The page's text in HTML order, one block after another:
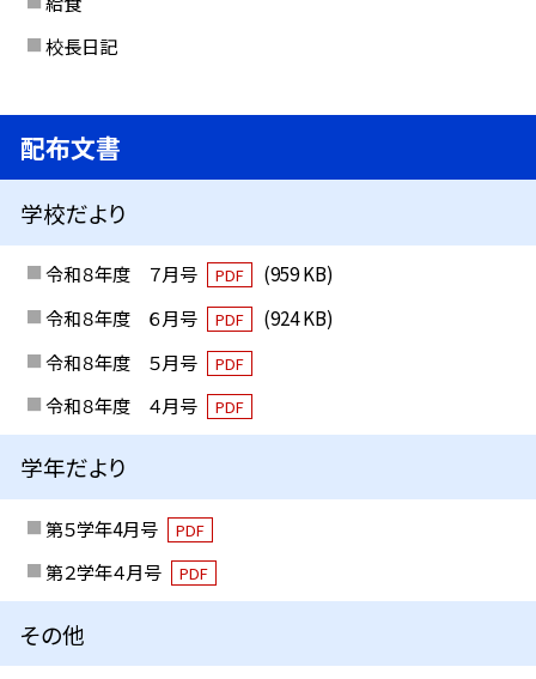
校長日記
配布文書
学校だより
令和８年度 ７月号 PDF
(959 KB)
令和８年度 ６月号
PDF
(924 KB)
令和８年度 ５月号
PDF
令和８年度 ４月号 PDF
学年だより
第５学年4月号 PDF
第２学年４月号 PDF
その他